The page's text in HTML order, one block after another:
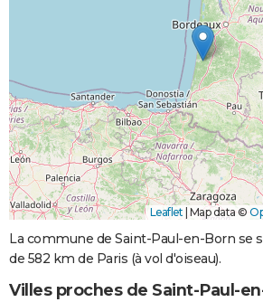
Leaflet Map data ©
La commune de Saint-Paul-en-Born se
de 582 km de Paris (à vol d'oiseau).
Villes proches de Saint-Paul-